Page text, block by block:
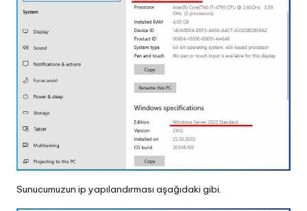
Sunucumuzun ip yapılandırması aşağıdaki gibi.